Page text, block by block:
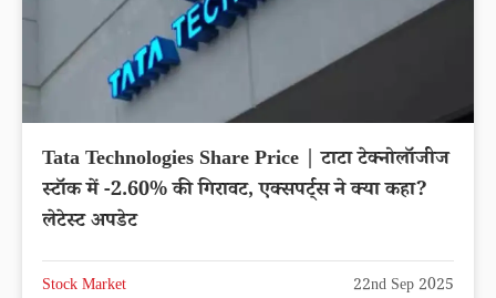
Tata Technologies Share Price | टाटा टेक्नोलॉजीज
स्टॉक में -2.60% की गिरावट, एक्सपर्ट्स ने क्या कहा?
लेटेस्ट अपडेट
Stock Market 22nd Sep 2025